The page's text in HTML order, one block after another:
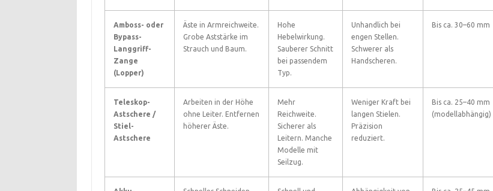
Amboss- oder
Bypass-
Langgriff-
Zange
(Lopper)
Äste in Armreichweite.
Grobe Aststärke im
Strauch und Baum.
Hohe
Hebelwirkung.
Sauberer Schnitt
bei passendem
Typ.
Unhandlich bei
engen Stellen.
Schwerer als
Handscheren.
Bis ca. 30–60 mm
Teleskop-
Astschere /
Stiel-
Astschere
Arbeiten in der Höhe
ohne Leiter. Entfernen
höherer Äste.
Mehr
Reichweite.
Sicherer als
Leitern. Manche
Modelle mit
Seilzug.
Weniger Kraft bei
langen Stielen.
Präzision
reduziert.
Bis ca. 25–40 mm
(modellabhängig)